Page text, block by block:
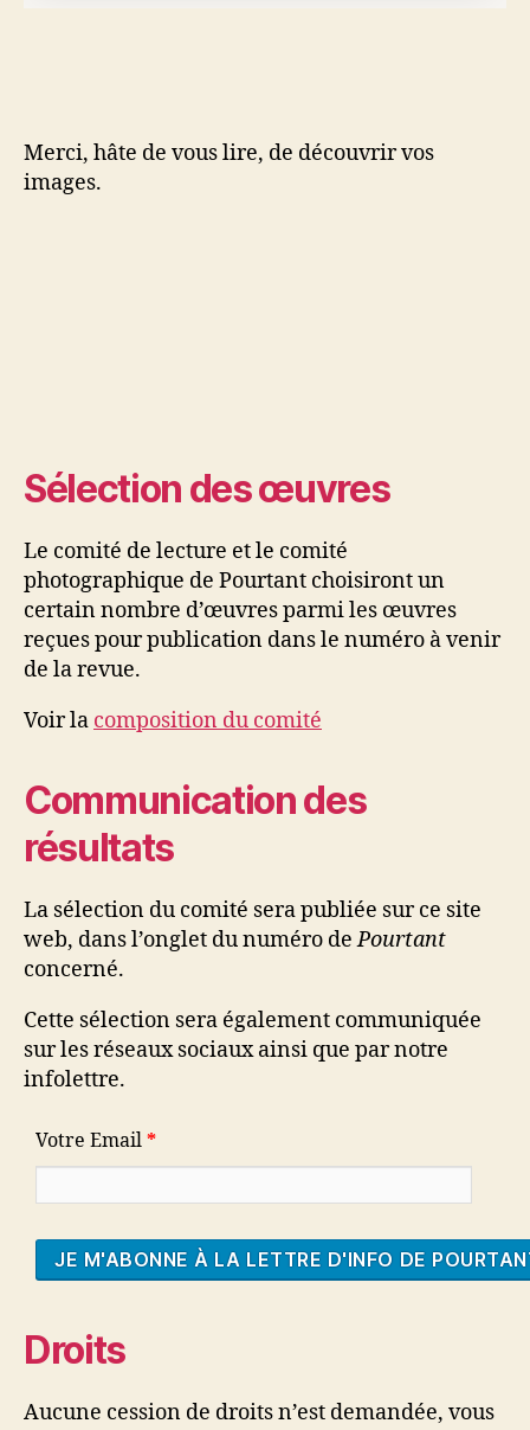
Merci, hâte de vous lire, de découvrir vos
images.
Sélection des œuvres
Le comité de lecture et le comité
photographique de Pourtant choisiront un
certain nombre d’œuvres parmi les œuvres
reçues pour publication dans le numéro à venir
de la revue.
Voir la composition du comité
Communication des
résultats
La sélection du comité sera publiée sur ce site
web, dans l’onglet du numéro dePourtant
concerné.
Cette sélection sera également communiquée
sur les réseaux sociaux ainsi que par notre
infolettre.
Votre Email *
Droits
Aucune cession de droits n’est demandée, vous